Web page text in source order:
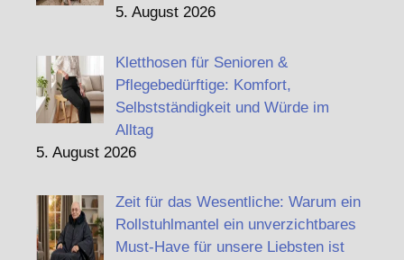
5. August 2026
Kletthosen für Senioren &
Pflegebedürftige: Komfort,
Selbstständigkeit und Würde im
Alltag
5. August 2026
Zeit für das Wesentliche: Warum ein
Rollstuhlmantel ein unverzichtbares
Must-Have für unsere Liebsten ist